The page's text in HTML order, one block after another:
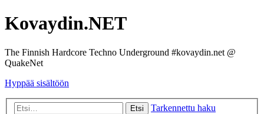
Kovaydin.NET
The Finnish Hardcore Techno Underground #kovaydin.net @
QuakeNet
Hyppää sisältöön
Etsi Tarkennettu haku